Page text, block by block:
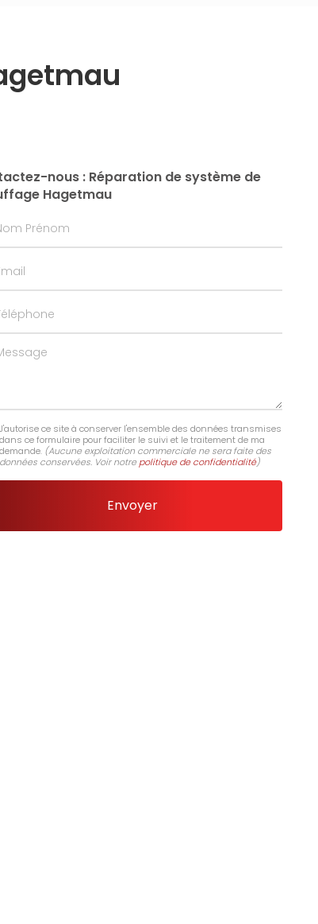
nous : Réparation de système de
Hagetmau
J'autorise ce site à conserver l'ensemble des données transmises
dans ce formulaire pour faciliter le suivi et le traitement de ma
demande. (Aucune exploitation commerciale ne sera faite des
données conservées. Voir notre politique de confidentialité)